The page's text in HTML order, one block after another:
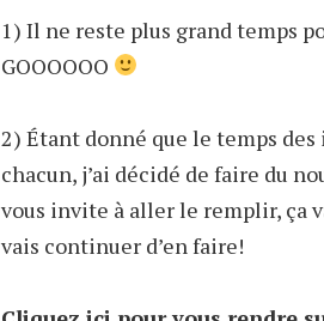
1) Il ne reste plus grand temps
GOOOOOO
2) Étant donné que le temps
chacun, j’ai décidé de faire du
vous invite à aller le remplir, ça
vais continuer d’en faire!